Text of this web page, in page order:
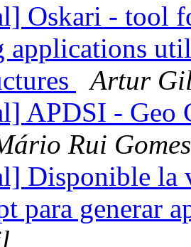
Oskari - tool
applications
Artur
APDSI - Geo
Rui Gomes
Disponible la
para generar